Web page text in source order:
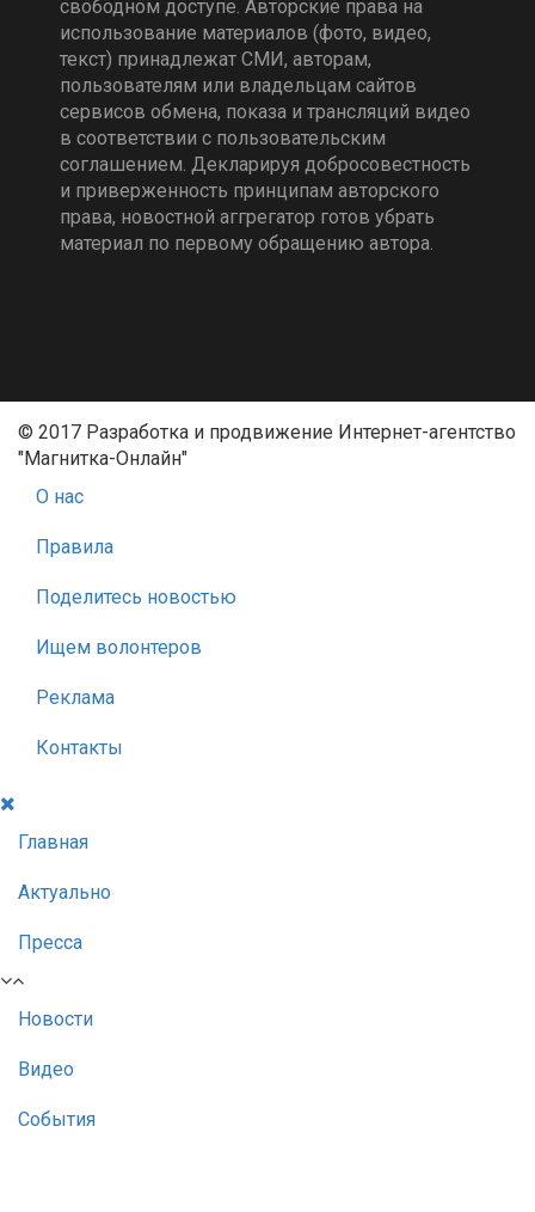
свободном доступе. Авторские права на
использование материалов (фото, видео,
текст) принадлежат СМИ, авторам,
пользователям или владельцам сайтов
сервисов обмена, показа и трансляций видео
в соответствии с пользовательским
соглашением. Декларируя добросовестность
и приверженность принципам авторского
права, новостной аггрегатор готов убрать
материал по первому обращению автора.
© 2017 Разработка и продвижение Интернет-агентство
"Магнитка-Онлайн"
О нас
Правила
Поделитесь новостью
Ищем волонтеров
Реклама
Контакты
Главная
Актуально
Пресса
Новости
Видео
События